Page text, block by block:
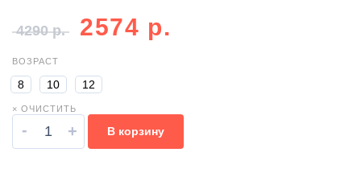
4290р. 2574 р.
ВОЗРАСТ
8 10 12
× ОЧИСТИТЬ
- + В корзину